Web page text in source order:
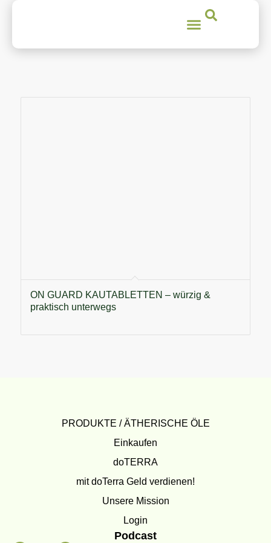
ON GUARD KAUTABLETTEN – würzig &
praktisch unterwegs
PRODUKTE / ÄTHERISCHE ÖLE
Einkaufen
doTERRA
mit doTerra Geld verdienen!
Unsere Mission
Login
Podcast